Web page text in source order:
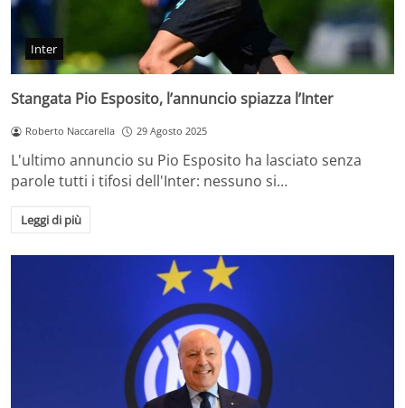
Inter
Stangata Pio Esposito, l’annuncio spiazza l’Inter
Roberto Naccarella 29 Agosto 2025
L'ultimo annuncio su Pio Esposito ha lasciato senza
parole tutti i tifosi dell'Inter: nessuno si…
Leggi di più